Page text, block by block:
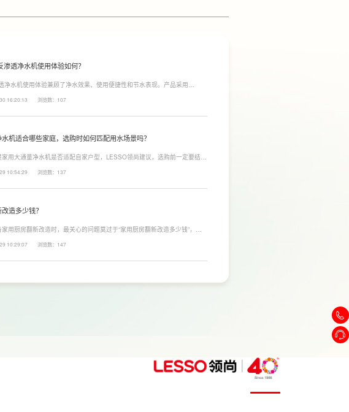
渗透净水机使用体验如何？
净水机使用体验兼顾了净水效果、使用便捷性和节水表现。产品采用
场景用水需求，还有助于延长滤芯使用寿命。
16:20:13 浏览数：107
机适合哪些家庭，选购时如何匹配用水场景吗？
用大通量净水机是否适配自家户型，LESSO领尚建议，选购前一定要结合
茶、冲奶、清洗果蔬，需要持续大量净水的用户。小户型、单人居住、日
10:54:29 浏览数：137
造多少钱？
用厨房翻新改造时，最关心的问题莫过于“家用厨房翻新改造多少钱”，接
品质、功能配置以及是否更换橱柜、电器、水电等因素影响。
10:29:07 浏览数：147